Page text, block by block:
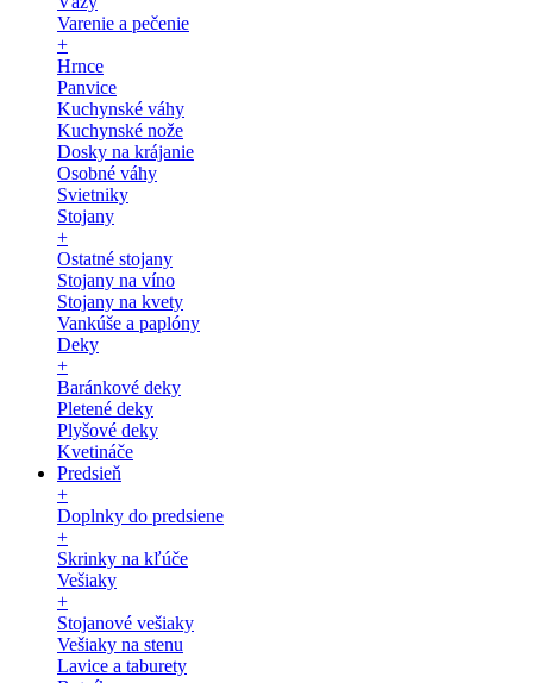
Varenie a pečenie
+
Hrnce
Panvice
Kuchynské váhy
Kuchynské nože
Dosky na krájanie
Osobné váhy
Svietniky
Stojany
+
Ostatné stojany
Stojany na víno
Stojany na kvety
Vankúše a paplóny
Deky
+
Baránkové deky
Pletené deky
Plyšové deky
Kvetináče
Predsieň
+
Doplnky do predsiene
+
Skrinky na kľúče
Vešiaky
+
Stojanové vešiaky
Vešiaky na stenu
Lavice a taburety